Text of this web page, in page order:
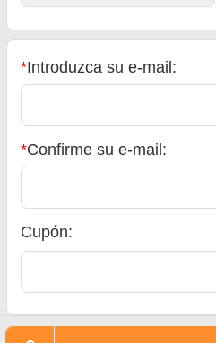
*Introduzca su e-mail:
*Confirme su e-mail:
Cupón: